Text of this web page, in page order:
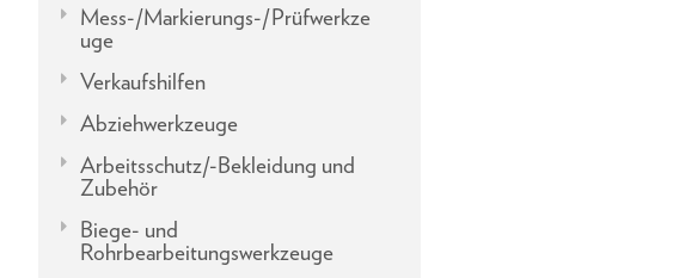
Mess-/Markierungs-/Prüfwerkze
uge
Verkaufshilfen
Abziehwerkzeuge
Arbeitsschutz/-Bekleidung und
Zubehör
Biege- und
Rohrbearbeitungswerkzeuge